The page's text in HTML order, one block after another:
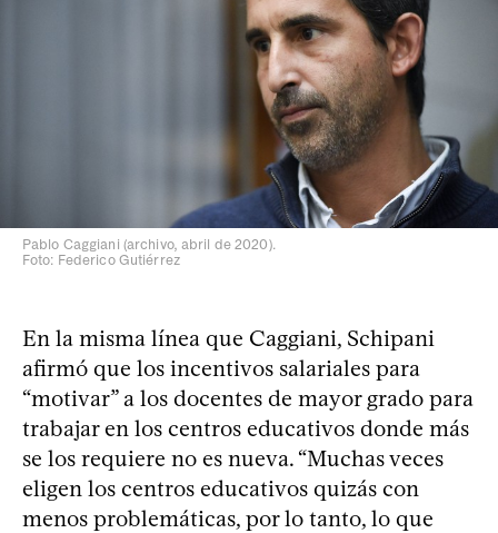
Pablo Caggiani (archivo, abril de 2020).
Foto: Federico Gutiérrez
En la misma línea que Caggiani, Schipani
afirmó que los incentivos salariales para
“motivar” a los docentes de mayor grado para
trabajar en los centros educativos donde más
se los requiere no es nueva. “Muchas veces
eligen los centros educativos quizás con
menos problemáticas, por lo tanto, lo que